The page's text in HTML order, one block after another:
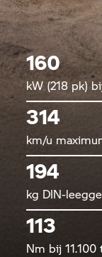
160
kW (218 pk)
314
km/u
194
kg DIN-
113
Nm bij